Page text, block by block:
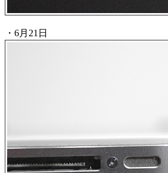
・6月21日